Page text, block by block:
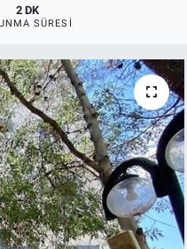
2 DK
SÜRESI